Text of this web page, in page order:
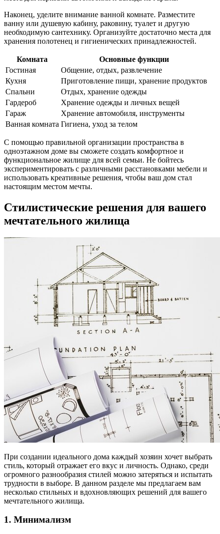
Наконец, уделите внимание ванной комнате. Разместите
ванну или душевую кабину, раковину, туалет и другую
необходимую сантехнику. Организуйте достаточно места для
хранения полотенец и гигиенических принадлежностей.
Комната
Основные функции
Гостиная
Общение, отдых, развлечение
Кухня
Приготовление пищи, хранение продуктов
Спальни
Отдых, хранение одежды
Гардероб
Хранение одежды и личных вещей
Гараж
Хранение автомобиля, инструменты
Ванная комната Гигиена, уход за телом
С помощью правильной организации пространства в
одноэтажном доме вы сможете создать комфортное и
функциональное жилище для всей семьи. Не бойтесь
экспериментировать с различными расстановками мебели и
использовать креативные решения, чтобы ваш дом стал
настоящим местом мечты.
Стилистические решения для вашего
мечтательного жилища
При создании идеального дома каждый хозяин хочет выбрать
стиль, который отражает его вкус и личность. Однако, среди
огромного разнообразия стилей можно затеряться и испытать
трудности в выборе. В данном разделе мы предлагаем вам
несколько стильных и вдохновляющих решений для вашего
мечтательного жилища.
1. Минимализм